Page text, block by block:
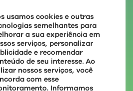
e
a importância
vida saudável,
de vida e
usamos cookies e outras
semelhantes para
a sua experiência em
serviços, personalizar
e recomendar
de seu interesse. Ao
nossos serviços, você
com esse
Informamos